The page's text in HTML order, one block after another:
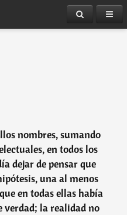
nombres, sumando
en todos los
dejar de pensar que
una al menos
en todas ellas había
verdad; la realidad no